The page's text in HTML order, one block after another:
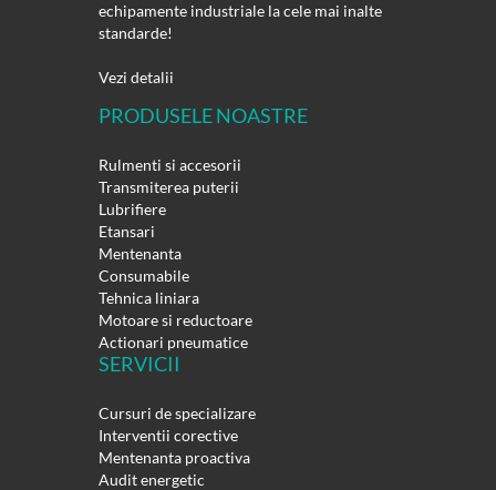
echipamente industriale la cele mai inalte
standarde!
Vezi detalii
PRODUSELE NOASTRE
Rulmenti si accesorii
Transmiterea puterii
Lubrifiere
Etansari
Mentenanta
Consumabile
Tehnica liniara
Motoare si reductoare
Actionari pneumatice
SERVICII
Cursuri de specializare
Interventii corective
Mentenanta proactiva
Audit energetic